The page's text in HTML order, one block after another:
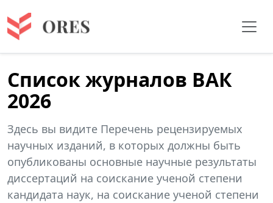
Список журналов ВАК
2026
Здесь вы видите Перечень рецензируемых
научных изданий, в которых должны быть
опубликованы основные научные результаты
диссертаций на соискание ученой степени
кандидата наук, на соискание ученой степени